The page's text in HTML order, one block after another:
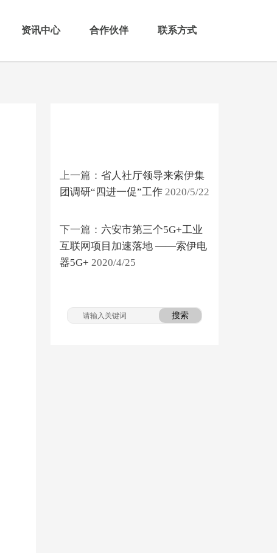
资讯中心 合作伙伴 联系方式
上一篇： 省人社厅领导来索伊集
团调研“四进一促”工作 2020/5/22
下一篇： 六安市第三个5G+工业
互联网项目加速落地 ——索伊电
器5G+ 2020/4/25